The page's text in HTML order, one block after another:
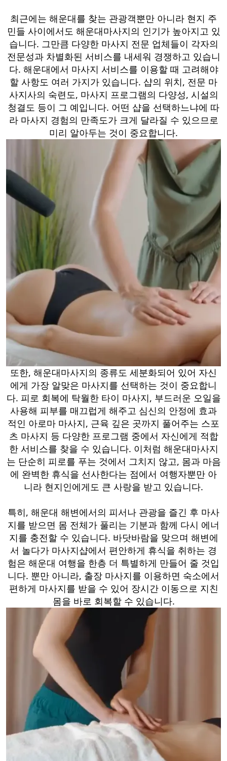
최근에는 해운대를 찾는 관광객뿐만 아니라 현지 주
민들 사이에서도 해운대마사지의 인기가 높아지고 있
습니다. 그만큼 다양한 마사지 전문 업체들이 각자의
전문성과 차별화된 서비스를 내세워 경쟁하고 있습니
다. 해운대에서 마사지 서비스를 이용할 때 고려해야
할 사항도 여러 가지가 있습니다. 샵의 위치, 전문 마
사지사의 숙련도, 마사지 프로그램의 다양성, 시설의
청결도 등이 그 예입니다. 어떤 샵을 선택하느냐에 따
라 마사지 경험의 만족도가 크게 달라질 수 있으므로
미리 알아두는 것이 중요합니다.
또한, 해운대마사지의 종류도 세분화되어 있어 자신
에게 가장 알맞은 마사지를 선택하는 것이 중요합니
다. 피로 회복에 탁월한 타이 마사지, 부드러운 오일을
사용해 피부를 매끄럽게 해주고 심신의 안정에 효과
적인 아로마 마사지, 근육 깊은 곳까지 풀어주는 스포
츠 마사지 등 다양한 프로그램 중에서 자신에게 적합
한 서비스를 찾을 수 있습니다. 이처럼 해운대마사지
는 단순히 피로를 푸는 것에서 그치지 않고, 몸과 마음
에 완벽한 휴식을 선사한다는 점에서 여행자뿐만 아
니라 현지인에게도 큰 사랑을 받고 있습니다.
특히, 해운대 해변에서의 피서나 관광을 즐긴 후 마사
지를 받으면 몸 전체가 풀리는 기분과 함께 다시 에너
지를 충전할 수 있습니다. 바닷바람을 맞으며 해변에
서 놀다가 마사지샵에서 편안하게 휴식을 취하는 경
험은 해운대 여행을 한층 더 특별하게 만들어 줄 것입
니다. 뿐만 아니라, 출장 마사지를 이용하면 숙소에서
편하게 마사지를 받을 수 있어 장시간 이동으로 지친
몸을 바로 회복할 수 있습니다.